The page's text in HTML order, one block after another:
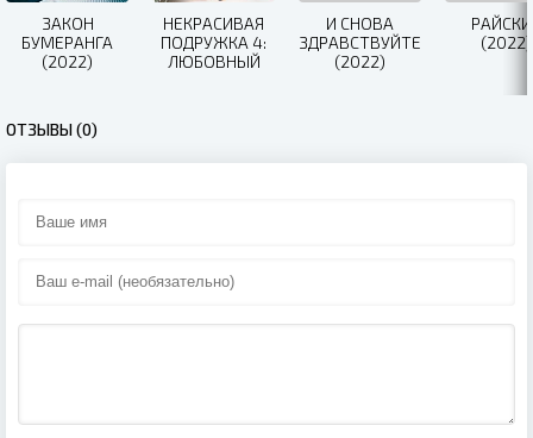
ЗАКОН
БУМЕРАНГА
(2022)
НЕКРАСИВАЯ
ПОДРУЖКА 4:
ЛЮБОВНЫЙ
И СНОВА
ЗДРАВСТВУЙТЕ!
(2022)
(2022)
ОТЗЫВЫ (0)